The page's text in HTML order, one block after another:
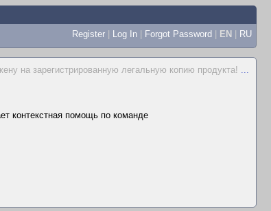
Register | Log In | Forgot Password | EN | RU
на зарегистрированную легальную копию продукта! ...
контекстная помощь по команде